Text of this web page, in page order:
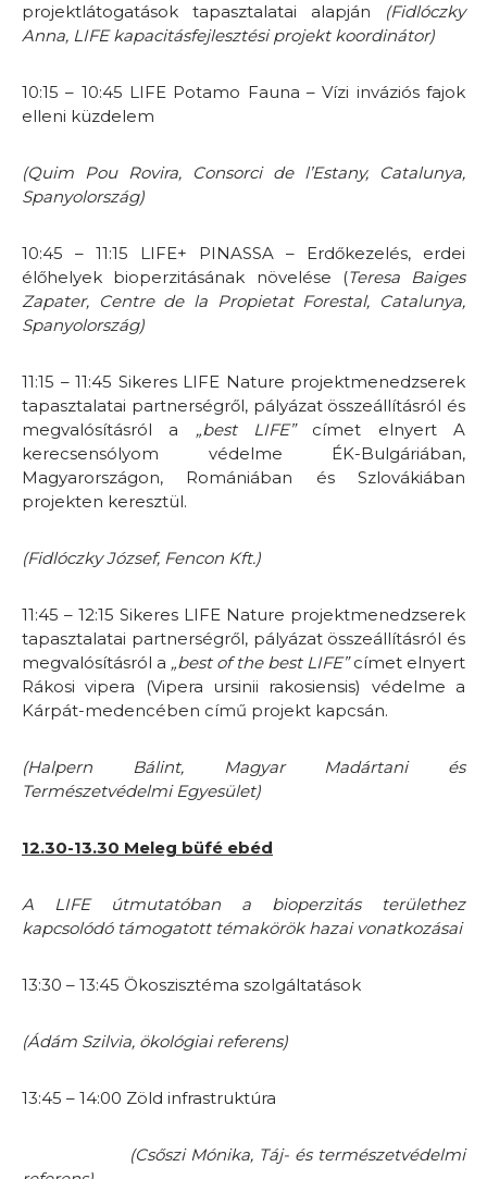
projektlátogatások tapasztalatai alapján
(Fidlóczky
Anna, LIFE kapacitásfejlesztési projekt koordinátor)
10:15 – 10:45 LIFE Potamo Fauna – Vízi inváziós fajok
elleni küzdelem
(Quim Pou Rovira, Consorci de l’Estany, Catalunya,
Spanyolország)
10:45 – 11:15 LIFE+ PINASSA – Erdőkezelés, erdei
élőhelyek bioperzitásának növelése (Teresa Baiges
Zapater, Centre de la Propietat Forestal, Catalunya,
Spanyolország)
11:15 – 11:45 Sikeres LIFE Nature projektmenedzserek
tapasztalatai partnerségről, pályázat összeállításról és
megvalósításról a „best LIFE”címet elnyert A
kerecsensólyom védelme ÉK-Bulgáriában,
Magyarországon, Romániában és Szlovákiában
projekten keresztül.
(Fidlóczky József, Fencon Kft.)
11:45 – 12:15 Sikeres LIFE Nature projektmenedzserek
tapasztalatai partnerségről, pályázat összeállításról és
megvalósításról a „best of the best LIFE”címet elnyert
Rákosi vipera (Vipera ursinii rakosiensis) védelme a
Kárpát-medencében című projekt kapcsán.
(Halpern Bálint, Magyar Madártani és
Természetvédelmi Egyesület)
12.30-13.30 Meleg büfé ebéd
A LIFE útmutatóban a bioperzitás területhez
kapcsolódó támogatott témakörök hazai vonatkozásai
13:30 – 13:45 Ökoszisztéma szolgáltatások
(Ádám Szilvia, ökológiai referens)
13:45 – 14:00 Zöld infrastruktúra
(Csőszi Mónika, Táj- és természetvédelmi